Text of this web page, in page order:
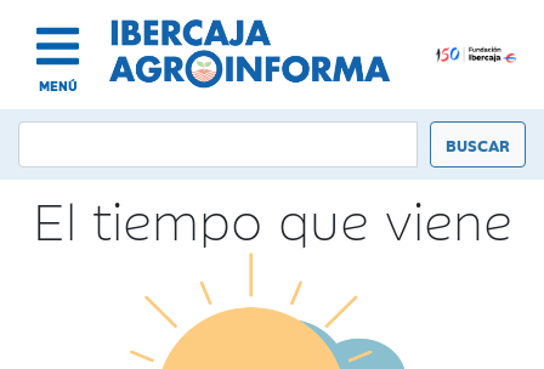
MENÚ
El tiempo que viene